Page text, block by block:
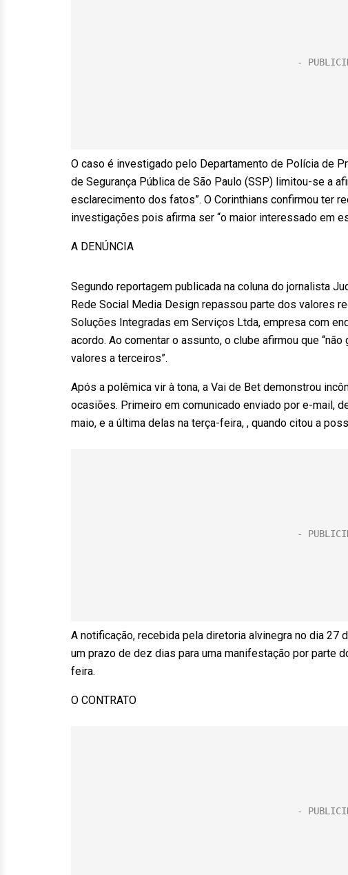
O caso é investigado pelo Departamento de Polícia de
de Segurança Pública de São Paulo (SSP) limitou-se a
esclarecimento dos fatos”. O Corinthians confirmou ter
investigações pois afirma ser “o maior interessado em
A DENÚNCIA
Segundo reportagem publicada na coluna do jornalista
Rede Social Media Design repassou parte dos valores
Soluções Integradas em Serviços Ltda, empresa com
acordo. Ao comentar o assunto, o clube afirmou que
valores a terceiros”.
Após a polêmica vir à tona, a Vai de Bet demonstrou
ocasiões. Primeiro em comunicado enviado por e-mail,
maio, e a última delas na terça-feira, , quando citou a
A notificação, recebida pela diretoria alvinegra no dia
um prazo de dez dias para uma manifestação por parte
feira.
O CONTRATO